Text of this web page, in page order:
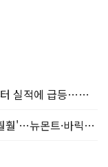
[美증시 특징주] 일라이릴리, 블록버스터 실적에 급등…마운자로 매출 폭발
[美증시 특징주] 금값 급등에 광산주 '훨훨'…뉴몬트·바릭마이닝 주도